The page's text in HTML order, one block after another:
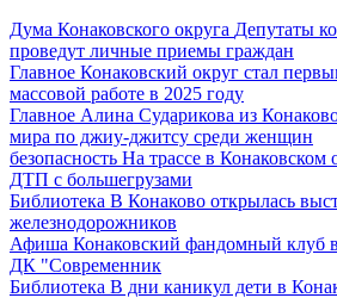
Дума Конаковского округа Депутаты
проведут личные приемы граждан
Главное Конаковский округ стал
массовой работе в 2025 году
Главное Алина Сударикова из
мира по джиу-джитсу среди женщин
безопасность На трассе в Конаковском
ДТП с большегрузами
Библиотека В Конаково открылась
железнодорожников
Афиша Конаковский фандомный клуб
ДК "Современник
Библиотека В дни каникул дети в